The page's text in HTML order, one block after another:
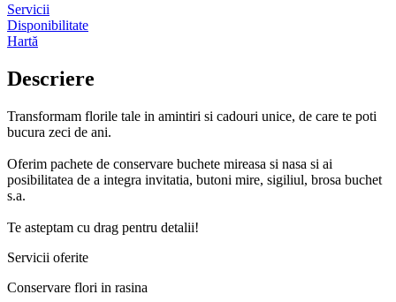
Servicii
Disponibilitate
Hartă
Descriere
Transformam florile tale in amintiri si cadouri unice, de care te poti
bucura zeci de ani.
Oferim pachete de conservare buchete mireasa si nasa si ai
posibilitatea de a integra invitatia, butoni mire, sigiliul, brosa buchet
s.a.
Te asteptam cu drag pentru detalii!
Servicii oferite
Conservare flori in rasina